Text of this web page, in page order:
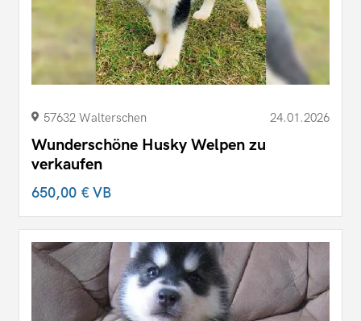
57632 Walterschen 24.01.2026
Wunderschöne Husky Welpen zu
verkaufen
650,00 €VB